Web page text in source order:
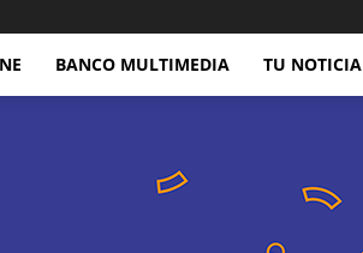
BANCO MULTIMEDIA TU NOTICIA